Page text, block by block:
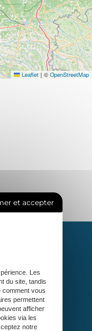
Leaflet | © OpenStreetMap
et accepter
Les
du site, tandis
comment vous
permettent
afficher
via les
notre